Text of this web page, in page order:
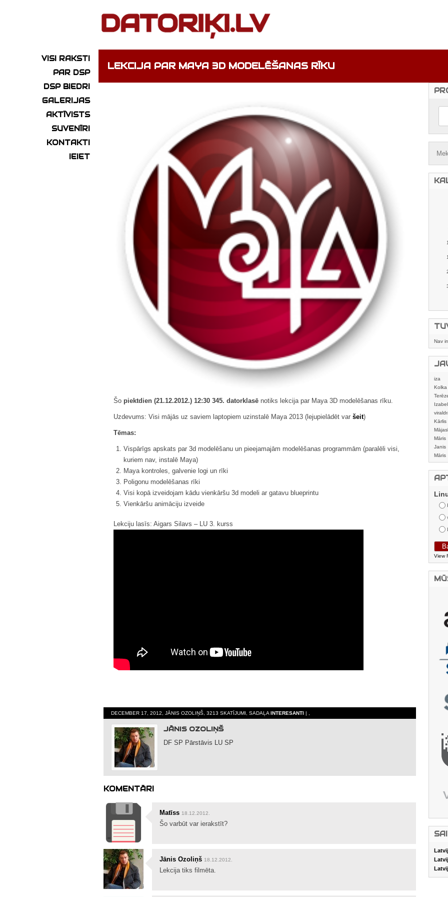
VISI RAKSTI
PAR DSP
DSP BIEDRI
GALERIJAS
AKTĪVISTS
SUVENĪRI
KONTAKTI
IEIET
LEKCIJA PAR MAYA 3D MODELĒŠANAS RĪKU
Šo piektdien (21.12.2012.) 12:30 345. datorklasē notiks lekcija par Maya 3D modelēšanas rīku.
Uzdevums: Visi mājās uz saviem laptopiem uzinstalē Maya 2013 (lejupielādēt var šeit)
Tēmas:
Vispārīgs apskats par 3d modelēšanu un pieejamajām modelēšanas programmām (paralēli visi,
kuriem nav, instalē Maya)
Maya kontroles, galvenie logi un rīki
Poligonu modelēšanas rīki
Visi kopā izveidojam kādu vienkāršu 3d modeli ar gatavu blueprintu
Vienkāršu animāciju izveide
Lekciju lasīs: Aigars Silavs – LU 3. kurss
DECEMBER 17, 2012, JĀNIS OZOLIŅŠ, 3213 SKATĪJUMI, SADAĻAINTERESANTI | ,
JĀNIS OZOLIŅŠ
DF SP Pārstāvis LU SP
KOMENTĀRI
Matīss 18.12.2012.
Šo varbūt var ierakstīt?
Jānis Ozoliņš 18.12.2012.
Lekcija tiks filmēta.
Nav
iza
Kolka
Kārlis
Māris
Janis
Māris
View